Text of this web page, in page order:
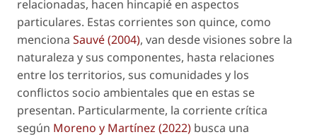
relacionadas, hacen hincapié en aspectos
particulares. Estas corrientes son quince, como
menciona Sauvé (2004), van desde visiones sobre la
naturaleza y sus componentes, hasta relaciones
entre los territorios, sus comunidades y los
conflictos socio ambientales que en estas se
presentan. Particularmente, la corriente crítica
según Moreno y Martínez (2022) busca una